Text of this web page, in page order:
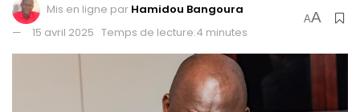
Mis en ligne par Hamidou Bangoura
15 avril 2025 Temps de lecture:4 minutes
AA